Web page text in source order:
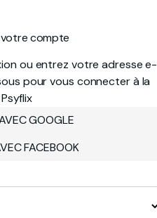
compte
ou entrez votre adresse e-
pour vous connecter à la
GOOGLE
FACEBOOK